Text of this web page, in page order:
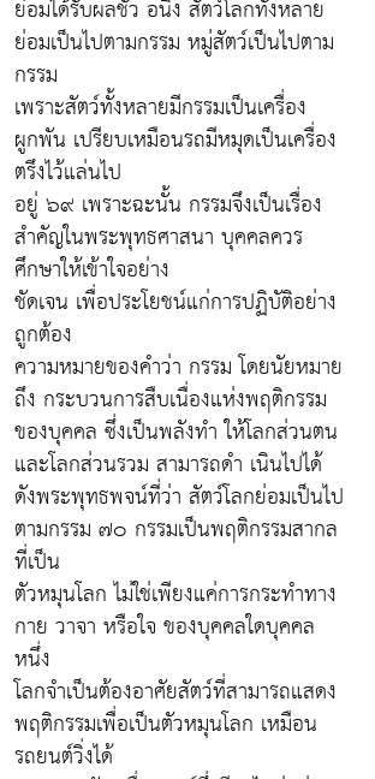
ย่อมได้รับผลชั่ว อนึ่ง สัตว์โลกทั้งหลาย
ย่อมเป็นไปตามกรรม หมู่สัตว์เป็นไปตาม
กรรม
เพราะสัตว์ทั้งหลายมีกรรมเป็นเครื่อง
ผูกพัน เปรียบเหมือนรถมีหมุดเป็นเครื่อง
ตรึงไว้แล่นไป
อยู่ ๖๙ เพราะฉะนั้น กรรมจึงเป็นเรื่อง
สำคัญในพระพุทธศาสนา บุคคลควร
ศึกษาให้เข้าใจอย่าง
ชัดเจน เพื่อประโยชน์แก่การปฏิบัติอย่าง
ถูกต้อง
ความหมายของคำว่า กรรม โดยนัยหมาย
ถึง กระบวนการสืบเนื่องแห่งพฤติกรรม
ของบุคคล ซึ่งเป็นพลังทำ ให้โลกส่วนตน
และโลกส่วนรวม สามารถดำ เนินไปได้
ดังพระพุทธพจน์ที่ว่า สัตว์โลกย่อมเป็นไป
ตามกรรม ๗๐ กรรมเป็นพฤติกรรมสากล
ที่เป็น
ตัวหมุนโลก ไม่ใช่เพียงแค่การกระทำทาง
กาย วาจา หรือใจ ของบุคคลใดบุคคล
หนึ่ง
โลกจำเป็นต้องอาศัยสัตว์ที่สามารถแสดง
พฤติกรรมเพื่อเป็นตัวหมุนโลก เหมือน
รถยนต์วิ่งได้